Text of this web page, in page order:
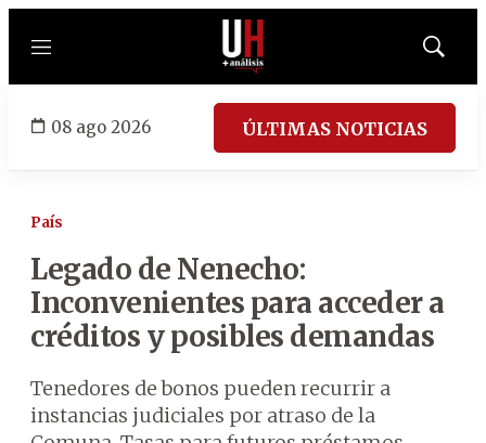
Menú
Mostrar
08 ago 2026 ÚLTIMAS NOTICIAS
País
Legado de Nenecho:
Inconvenientes para acceder a
créditos y posibles demandas
Tenedores de bonos pueden recurrir a
instancias judiciales por atraso de la